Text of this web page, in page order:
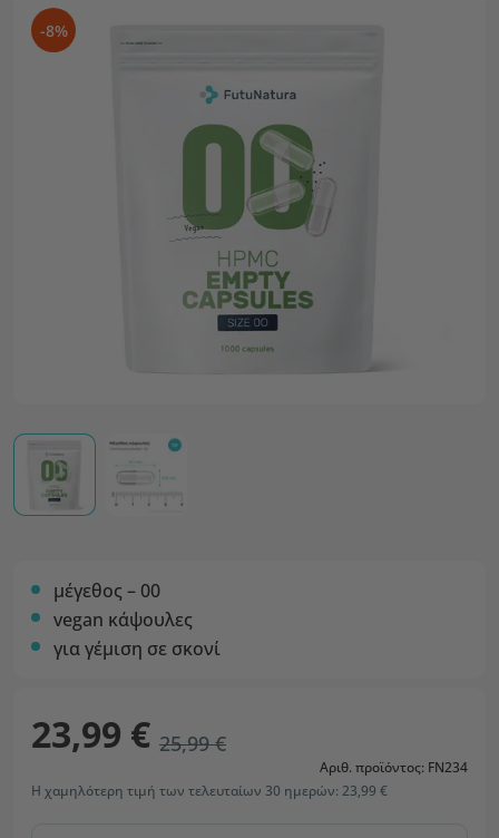
-8%
μέγεθος – 00
vegan κάψουλες
για γέμιση σε σκονί
23,99 € 25,99 €
Αριθ. προϊόντος: FN234
Η χαμηλότερη τιμή των τελευταίων 30 ημερών: 23,99 €